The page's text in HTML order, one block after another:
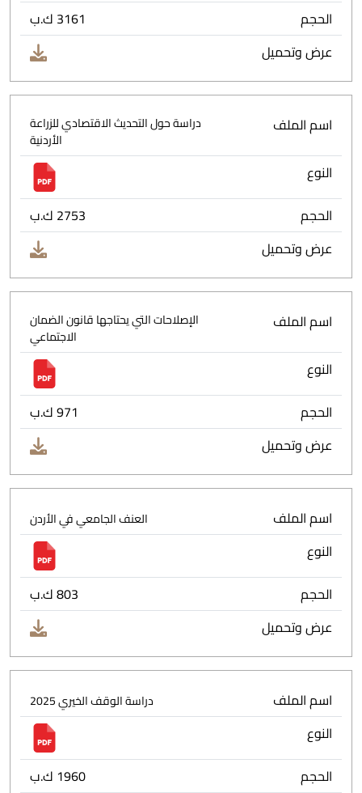
الحجم
3161 ك.ب
عرض وتحميل
اسم الملف
دراسة حول التحديث الاقتصادي للزراعة
الأردنية
النوع
الحجم
2753 ك.ب
عرض وتحميل
اسم الملف
الإصلاحات التي يحتاجها قانون الضمان
الاجتماعي
النوع
الحجم
971 ك.ب
عرض وتحميل
اسم الملف العنف الجامعي في الأردن
النوع
الحجم
803 ك.ب
عرض وتحميل
اسم الملف دراسة الوقف الخيري 2025
النوع
الحجم
1960 ك.ب